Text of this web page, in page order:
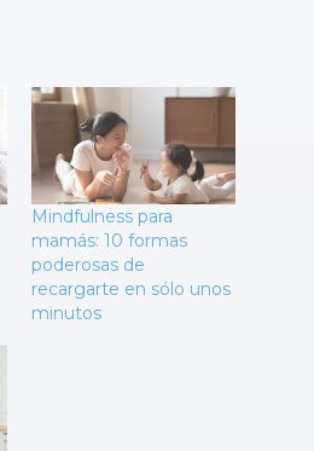
Mindfulness para
mamás: 10 formas
poderosas de
recargarte en sólo unos
minutos